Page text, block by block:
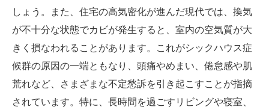
しょう。また、住宅の高気密化が進んだ現代では、換気
が不十分な状態でカビが発生すると、室内の空気質が大
きく損なわれることがあります。これがシックハウス症
候群の原因の一端ともなり、頭痛やめまい、倦怠感や肌
荒れなど、さまざまな不定愁訴を引き起こすことが指摘
されています。特に、長時間を過ごすリビングや寝室、